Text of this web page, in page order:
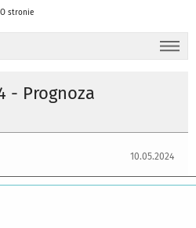
O stronie
- Prognoza
10.05.2024